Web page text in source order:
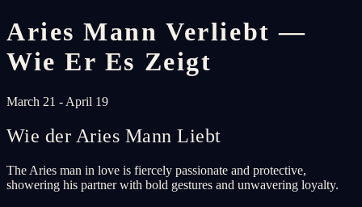
Aries Mann Verliebt —
Wie Er Es Zeigt
March 21 - April 19
Wie der Aries Mann Liebt
The Aries man in love is fiercely passionate and protective,
showering his partner with bold gestures and unwavering loyalty.